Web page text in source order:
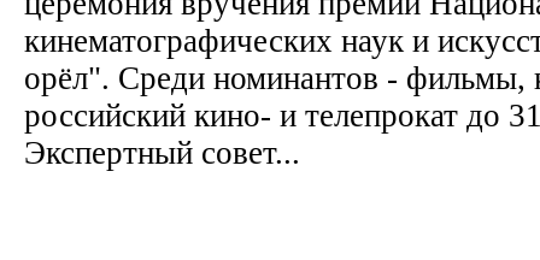
кинематографических наук и
орёл". Среди номинантов -
российский кино- и телепрокат до
Экспертный совет...